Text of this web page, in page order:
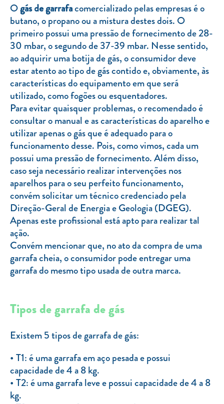
Resolução alternativa de litígios
Ogás de garrafacomercializado pelas empresas é o
butano, o propano ou a mistura destes dois. O
primeiro possui uma pressão de fornecimento de 28-
30 mbar, o segundo de 37-39 mbar. Nesse sentido,
ao adquirir uma botija de gás, o consumidor deve
estar atento ao tipo de gás contido e, obviamente, às
características do equipamento em que será
utilizado, como fogões ou esquentadores.
Para evitar quaisquer problemas, o recomendado é
consultar o manual e as características do aparelho e
utilizar apenas o gás que é adequado para o
funcionamento desse. Pois, como vimos, cada um
possui uma pressão de fornecimento. Além disso,
caso seja necessário realizar intervenções nos
aparelhos para o seu perfeito funcionamento,
convém solicitar um técnico credenciado pela
Direção-Geral de Energia e Geologia (DGEG).
Apenas este profissional está apto para realizar tal
ação.
Convém mencionar que, no ato da compra de uma
garrafa cheia, o consumidor pode entregar uma
garrafa do mesmo tipo usada de outra marca.
Tipos de garrafa de gás
Existem 5 tipos de garrafa de gás:
T1: é uma garrafa em aço pesada e possui
capacidade de 4 a 8 kg.
T2: é uma garrafa leve e possui capacidade de 4 a 8
kg.